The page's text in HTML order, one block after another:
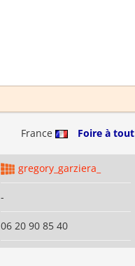
France Foire à tout
gregory_garziera_
-
06 20 90 85 40